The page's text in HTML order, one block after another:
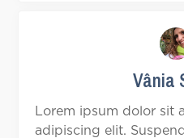
Vânia
Lorem ipsum dolor sit
adipiscing elit.